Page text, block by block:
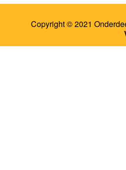
Copyright © 2021